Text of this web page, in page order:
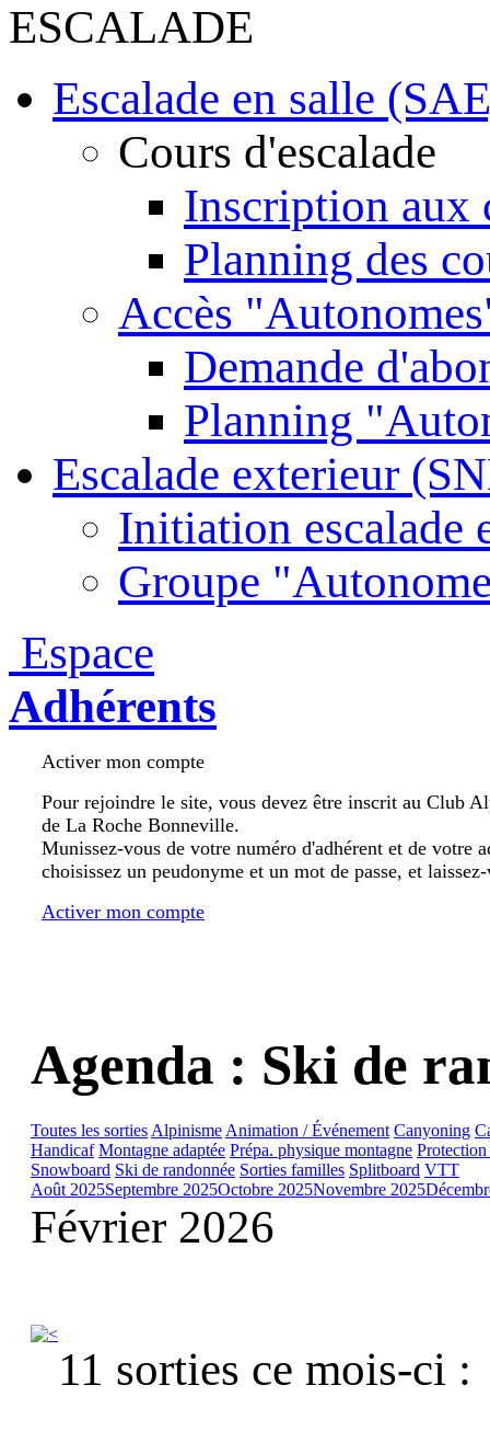
ESCALADE
Escalade en salle
Cours d'escalade
Inscription aux
Planning des
Accès
Demande
Planning
Escalade exterieur
Initiation escalade
Groupe
Espace
Adhérents
Activer mon compte
Pour rejoindre le site, vous devez être inscrit au Club
de La Roche Bonneville.
Munissez-vous de votre numéro d'adhérent et de votre
choisissez un peudonyme et un mot de passe, et
Activer mon compte
Agenda : Ski de
Toutes les sorties Alpinisme Animation / Événement Canyoning
Handicaf Montagne adaptée Prépa. physique montagne
Snowboard Ski de randonnée Sorties familles Splitboard VTT
Août 2025Septembre 2025Octobre 2025Novembre 2025
Février 2026
11 sorties ce mois-ci :